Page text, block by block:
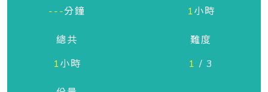
---分鐘
1小時
總共
1小時
難度
1 / 3